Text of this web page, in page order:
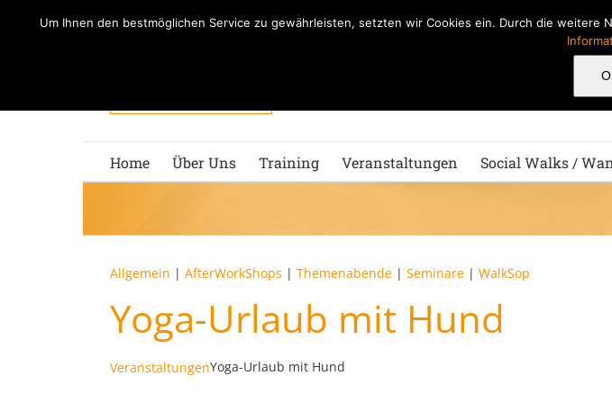
Home Über Uns Training Veranstaltungen Social Walks /
Allgemein | AfterWorkShops | Themenabende | Seminare | WalkSop
Yoga-Urlaub mit Hund
VeranstaltungenYoga-Urlaub mit Hund
Um Ihnen den bestmöglichen Service zu gewährleisten, setzten wir Cookies ein. Durch die